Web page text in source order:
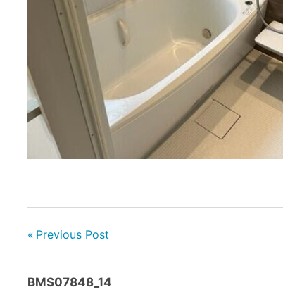
Previous Post
BMS07848_14